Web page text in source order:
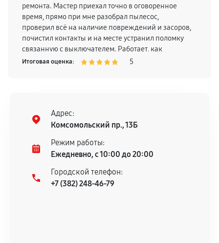
ремонта. Мастер приехал точно в оговоренное
время, прямо при мне разобрал пылесос,
проверил всё на наличие повреждений и засоров,
почистил контакты и на месте устранил поломку
связанную с выключателем. Работает, как
новенький! Расплачивалась наличными, сразу
Итоговая оценка: 5
Адрес:
Комсомольский пр., 13Б
Режим работы:
Ежедневно, с 10:00 до 20:00
Городской телефон:
+7 (382) 248-46-79